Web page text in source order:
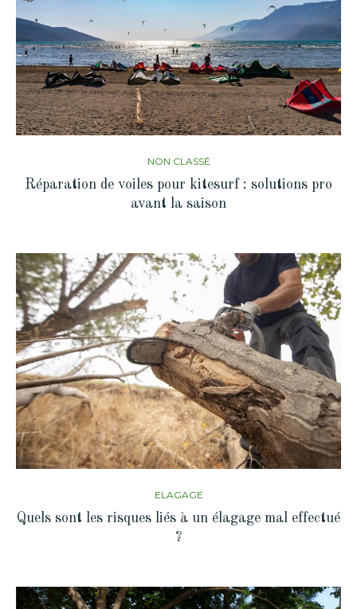
NON CLASSÉ
Réparation de voiles pour kitesurf : solutions pro
avant la saison
ELAGAGE
Quels sont les risques liés à un élagage mal effectué
?